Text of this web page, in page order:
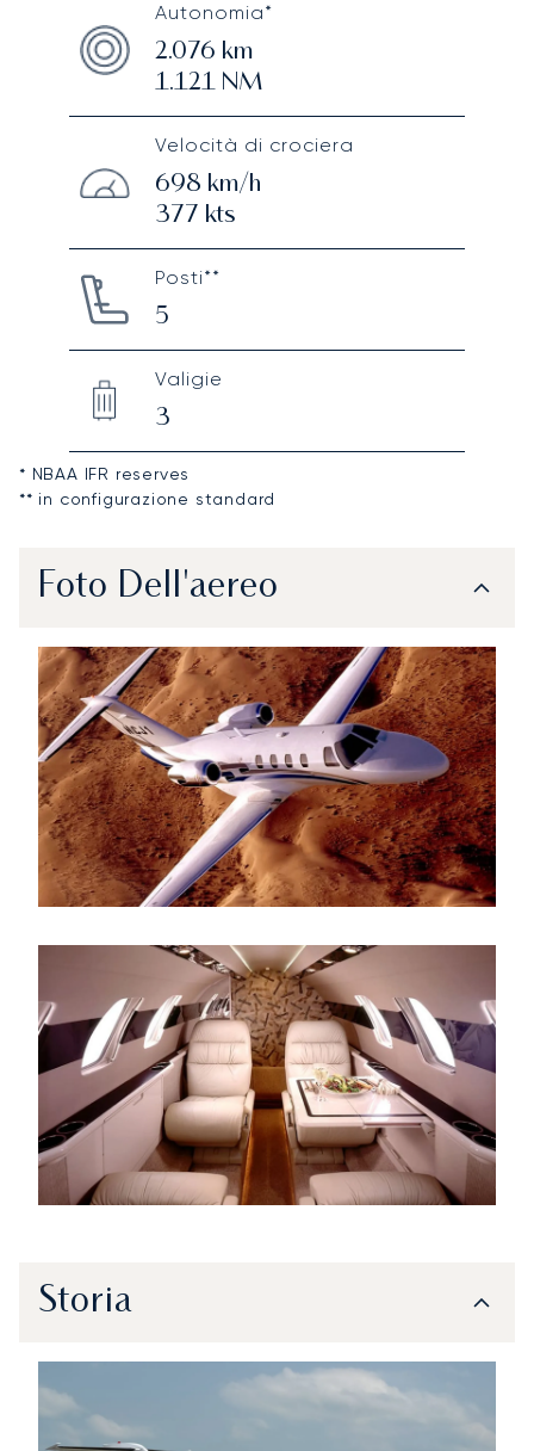
Autonomia*
2.076 km
1.121NM
Velocità di crociera
698 km/h
377 kts
Posti**
5
Valigie
3
* NBAA IFR reserves
** in configurazione standard
Foto Dell'aereo
Storia